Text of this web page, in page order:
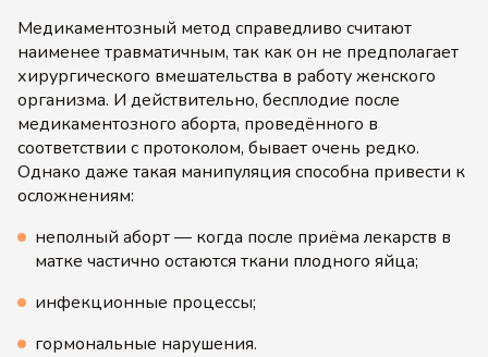
Медикаментозный метод справедливо считают
наименее травматичным, так как он не предполагает
хирургического вмешательства в работу женского
организма. И действительно, бесплодие после
медикаментозного аборта, проведённого в
соответствии с протоколом, бывает очень редко.
Однако даже такая манипуляция способна привести к
осложнениям:
неполный аборт — когда после приёма лекарств в
матке частично остаются ткани плодного яйца;
инфекционные процессы;
гормональные нарушения.